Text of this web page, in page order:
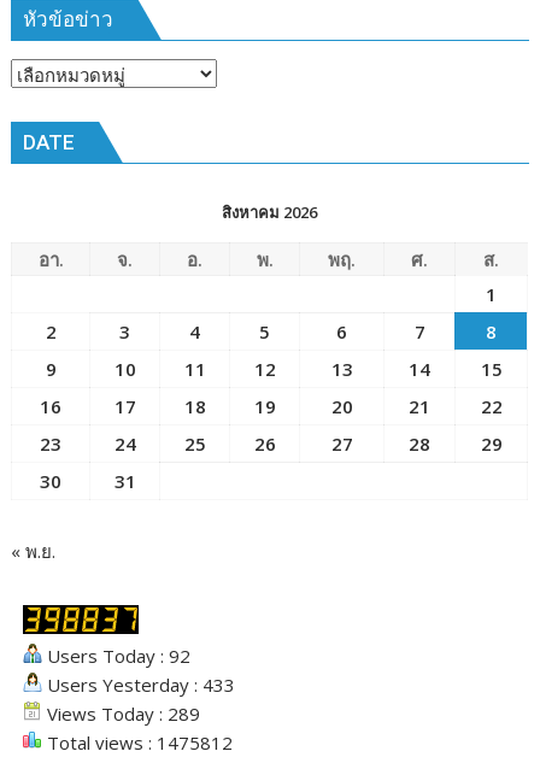
หัวข้อข่าว
หัวข้อ
DATE
สิงหาคม 2026
อา. จ. อ. พ. พฤ. ศ.
ส.
1
2
3 4 5 6 7
8
9
10 11 12 13 14
15
16
17 18 19 20 21
22
23
24 25 26 27 28
29
30
31
« พ.ย.
Users Today : 92
Users Yesterday : 433
Views Today : 289
Total views : 1475812